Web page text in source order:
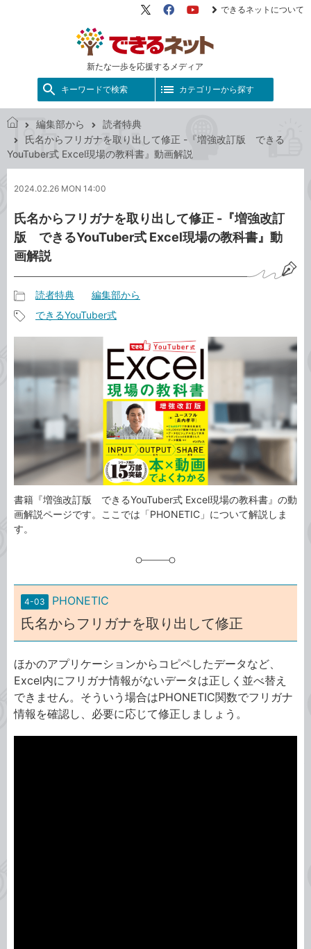
新たな一歩を応援するメディア
X（旧
FacebookYouTube
できるネットについて
キーワードで検索 カテゴリーから探す
で
き
ッ
編集部から
読者特典
氏名からフリガナを取り出して修正 -『増強改訂版 できる
YouTuber式 Excel現場の教科書』動画解説
2024.02.26 MON 14:00
氏名からフリガナを取り出して修正 -『増強改訂
版 できるYouTuber式 Excel現場の教科書』動
画解説
事
カ
テ
ゴ
リ
読者特典 編集部から
タ
グ
できるYouTuber式
書籍『増強改訂版 できるYouTuber式 Excel現場の教科書』の動
画解説ページです。ここでは「PHONETIC」について解説しま
す。
4-03 PHONETIC
氏名からフリガナを取り出して修正
ほかのアプリケーションからコピペしたデータなど、
Excel内にフリガナ情報がないデータは正しく並べ替え
できません。そういう場合はPHONETIC関数でフリガナ
情報を確認し、必要に応じて修正しましょう。